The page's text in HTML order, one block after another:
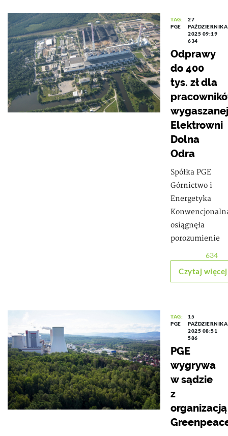
TAG:
PGE
27
PAŹDZIERNIKA
2025 09:19
634
Odprawy
do 400
tys. zł dla
wygaszanej
Elektrowni
Dolna
Odra
Spółka PGE
Górnictwo i
Energetyka
osiągnęła
porozumienie
634
Czytaj więcej
TAG:
PGE
15
PAŹDZIERNIKA
2025 08:51
586
PGE
wygrywa
w sądzie
z
organizacją